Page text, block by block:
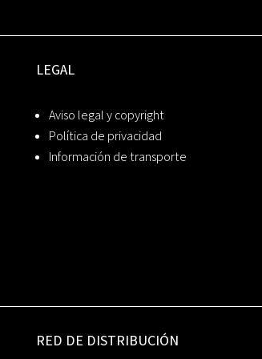
LEGAL
Aviso legal y copyright
Política de privacidad
Información de transporte
RED DE DISTRIBUCIÓN